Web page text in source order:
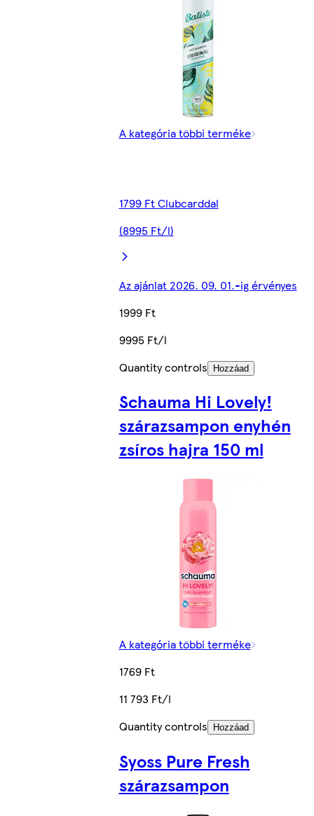
A kategória többi terméke
1799 Ft Clubcarddal
(8995 Ft/l)
Az ajánlat 2026. 09. 01.-ig érvényes
1999 Ft
9995 Ft/l
Quantity controls
Hozzáad
Schauma Hi Lovely!
szárazsampon enyhén
zsíros hajra 150 ml
A kategória többi terméke
1769 Ft
11 793 Ft/l
Quantity controls
Hozzáad
Syoss Pure Fresh
szárazsampon